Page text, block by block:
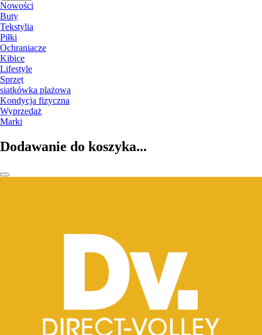
Nowości
Buty
Tekstylia
Piłki
Ochraniacze
Kibice
Lifestyle
Sprzęt
siatkówka plażowa
Kondycja fizyczna
Wyprzedaż
Marki
Dodawanie do koszyka...